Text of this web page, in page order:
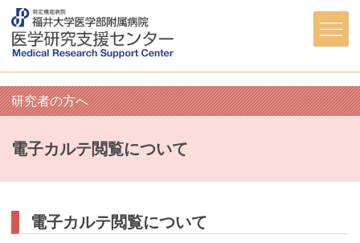
研究者の方へ
電子カルテ閲覧について
電子カルテ閲覧について